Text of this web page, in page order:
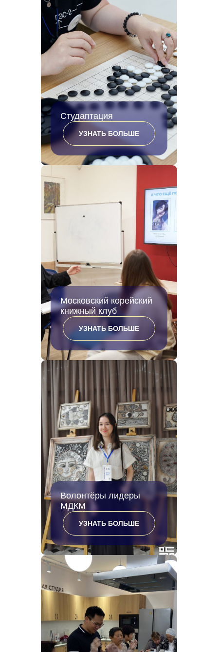
Студаптация
УЗНАТЬ БОЛЬШЕ
Московский корейский
книжный клуб
УЗНАТЬ БОЛЬШЕ
Волонтёры лидеры
МДКМ
УЗНАТЬ БОЛЬШЕ